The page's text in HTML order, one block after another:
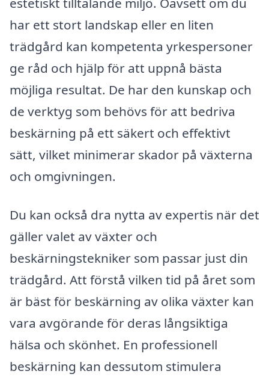
har ett stort landskap eller en liten
trädgård kan kompetenta yrkespersoner
ge råd och hjälp för att uppnå bästa
möjliga resultat. De har den kunskap och
de verktyg som behövs för att bedriva
beskärning på ett säkert och effektivt
sätt, vilket minimerar skador på växterna
och omgivningen.
Du kan också dra nytta av expertis när det
gäller valet av växter och
beskärningstekniker som passar just din
trädgård. Att förstå vilken tid på året som
är bäst för beskärning av olika växter kan
vara avgörande för deras långsiktiga
hälsa och skönhet. En professionell
beskärning kan dessutom stimulera